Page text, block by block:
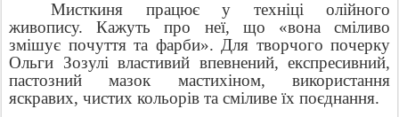
Мисткиня працює у техніці олійного
живопису. Кажуть про неї, що «вона сміливо
змішує почуття та фарби». Для творчого почерку
Ольги Зозулі властивий впевнений, експресивний,
пастозний мазок мастихіном, використання
яскравих, чистих кольорів та сміливе їх поєднання.